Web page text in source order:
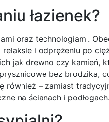
łazienek?
oraz technologiami.
i odprężeniu po
jak drewno czy kamień,
bez brodzika,
również – zamiast
na ścianach i podłogach.